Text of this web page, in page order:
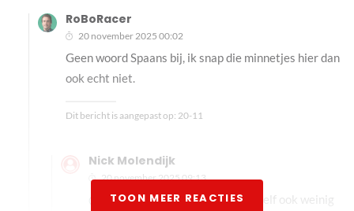
RoBoRacer
20 november 2025 00:02
Geen woord Spaans bij, ik snap die minnetjes hier dan
ook echt niet.
Dit bericht is aangepast op: 20-11
Nick Molendijk
20 november 2025 09:13
@RoBoRacer thanx, ik snapte er zelf ook weinig
TOON MEER REACTIES